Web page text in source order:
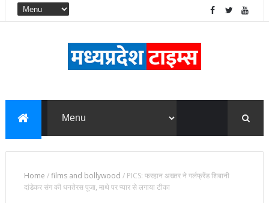
Home /films and bollywood / PICS: फरहान अख्‍तर ने गर्लफ्रेंड श‍िबानी
दांडेकर संग की धनतेरस पूजा, माथे पर प्‍यार से लगाया टीका